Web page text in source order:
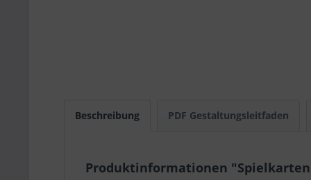
Beschreibung PDF Gestaltungsleitfaden
Produktinformationen